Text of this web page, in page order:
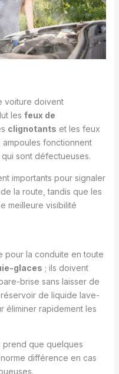
voiture doivent
les feux de
clignotants et les feux
fonctionnent
sont défectueuses.
importants pour signaler
la route, tandis que les
meilleure visibilité
pour la conduite en toute
glaces ; ils doivent
brise sans laisser de
de liquide lave-
éliminer rapidement les
prend que quelques
différence en cas